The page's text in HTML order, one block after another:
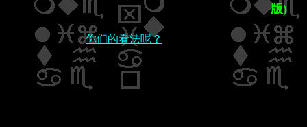
版)
你们的看法呢？